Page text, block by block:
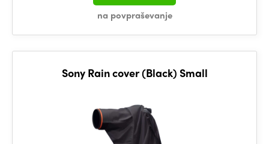
na povpraševanje
Sony Rain cover (Black) Small